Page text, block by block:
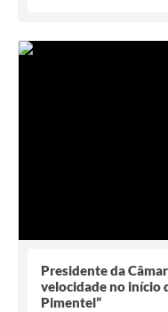
Presidente da
velocidade no início
Pimentel”